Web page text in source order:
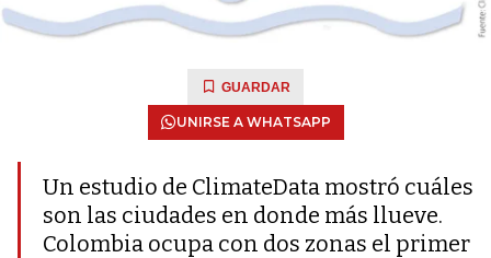
GUARDAR
UNIRSE A WHATSAPP
Un estudio de ClimateData mostró cuáles
son las ciudades en donde más llueve.
Colombia ocupa con dos zonas el primer